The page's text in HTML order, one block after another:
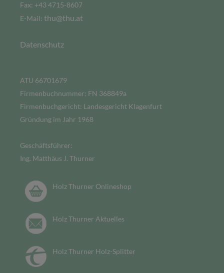
Fax: +43 4715-8607
E-Mail: thu@thu.at
Datenschutz
ATU 66701679
Firmenbuchnummer: FN 368849a
Firmenbuchgericht: Landesgericht Klagenfurt
Gründung im Jahr 1968
Geschäftsführer:
Ing. Matthäus J. Thurner
Holz Thurner Onlineshop
Holz Thurner Aktuelles
Holz Thurner Holz-Splitter